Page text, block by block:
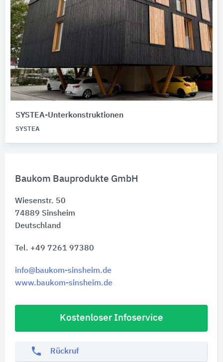
Baukom Bauprodukte GmbH
Wiesenstr. 50
74889 Sinsheim
Deutschland
Tel. +49 7261 97380
info@baukom-sinsheim.de
www.baukom-sinsheim.de
Kostenloser Infoservice
phone Rückruf
SYSTEA-Unterkonstruktionen
SYSTEA